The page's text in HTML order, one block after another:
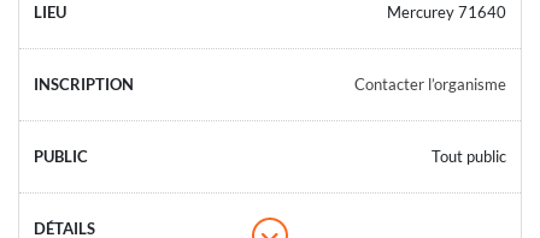
Mercurey 71640
Contacter l’organisme
Tout public